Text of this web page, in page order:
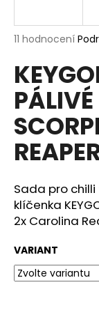
Průměrné
produktu
je
4,8
5
hvězdiček.
11 hodnocení
Sada pro
klíčenka
2x Carolina
VARIANT
j
t
?
D
p
o
r